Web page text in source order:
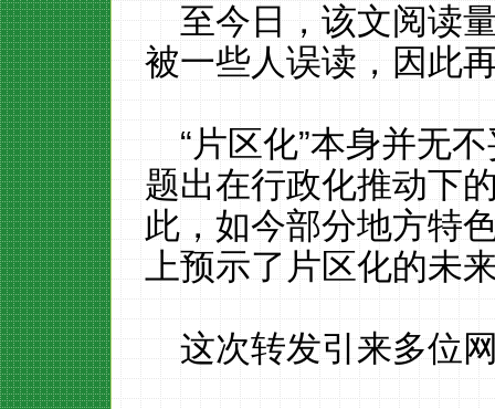
至今日，该文阅读
被一些人误读，因此
“片区化”本身并无
题出在行政化推动下
此，如今部分地方特
上预示了片区化的未
这次转发引来多位